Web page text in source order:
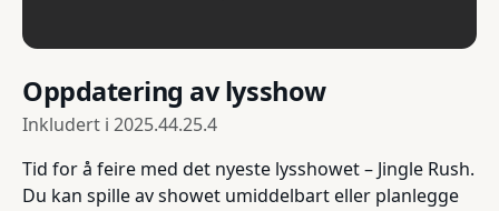
Oppdatering av lysshow
Inkludert i 2025.44.25.4
Tid for å feire med det nyeste lysshowet – Jingle Rush.
Du kan spille av showet umiddelbart eller planlegge